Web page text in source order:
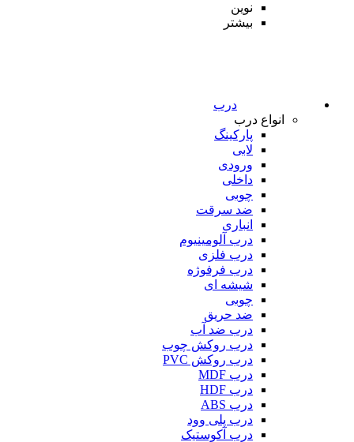
نوین
بیشتر
درب
انواع درب
پارکینگ
لابی
ورودی
داخلی
چوبی
ضد سرقت
انباری
درب آلومینیوم
درب فلزی
درب فرفوژه
شیشه ای
چوبی
ضد حریق
درب ضد آب
درب روکش چوب
درب روکش PVC
درب MDF
درب HDF
درب ABS
درب پلی وود
درب آکوستیک